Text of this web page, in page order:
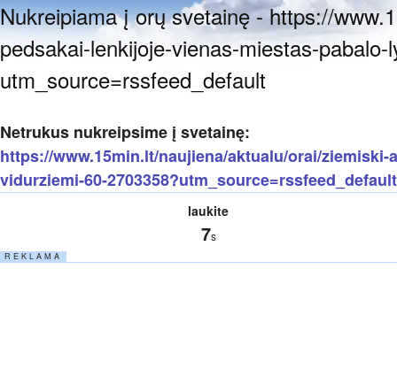
Nukreipiama į orų svetainę - https://
pedsakai-lenkijoje-vienas-miestas-
utm_source=rssfeed_default
Netrukus nukreipsime į svetainę:
https://www.15min.lt/naujiena/aktualu/orai/
vidurziemi-60-2703358?utm_source=rssfeed_default
laukite
6s
R E K L A M A